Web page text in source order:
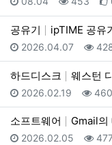
공유기 ipTIME 공유
등록일
2026.04.07 조
하드디스크 웨스턴 디
등록일
2026.02.19 조회
소프트웨어 Gmail의
등록일
2026.02.05 조